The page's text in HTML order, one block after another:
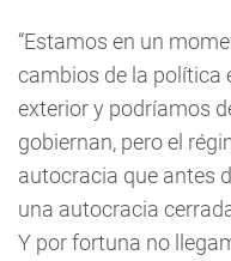
“Estamos en un
cambios de la política
exterior y podríamos
gobiernan, pero el
autocracia que antes
una autocracia
Y por fortuna no